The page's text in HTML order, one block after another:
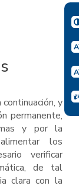
y
permanente,
y por la
los
verificar
de tal
clara con la